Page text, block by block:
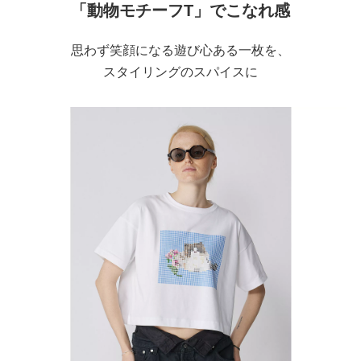
「動物モチーフT」でこなれ感
思わず笑顔になる遊び心ある一枚を、
スタイリングのスパイスに